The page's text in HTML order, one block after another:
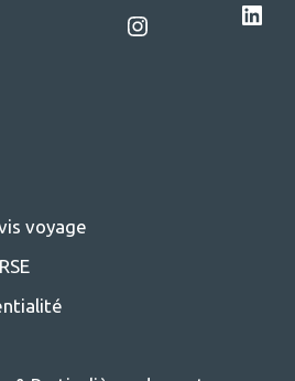
Instagram LinkedIn
voyage